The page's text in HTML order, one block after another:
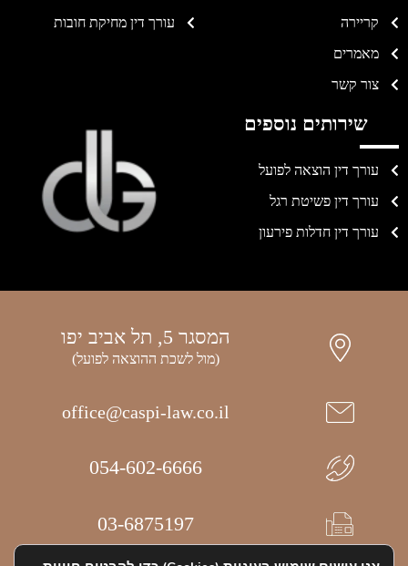
קריירה
מאמרים
צור קשר
עורך דין מחיקת חובות
שירותים נוספים
עורך דין הוצאה לפועל
עורך דין פשיטת רגל
עורך דין חדלות פירעון
המסגר 5, תל אביב יפו
(מול לשכת ההוצאה לפועל)
office@caspi-law.co.il
054-602-6666
03-6875197